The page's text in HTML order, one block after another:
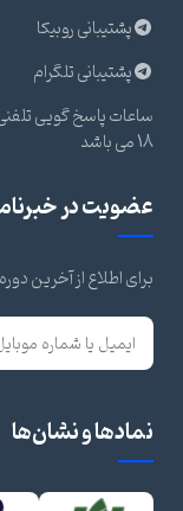
پشتیبانی روبیکا
پشتیبانی تلگرام
18 می باشد
عضویت در
برای اطلاع از آخرین
نمادها و نشان‌ها